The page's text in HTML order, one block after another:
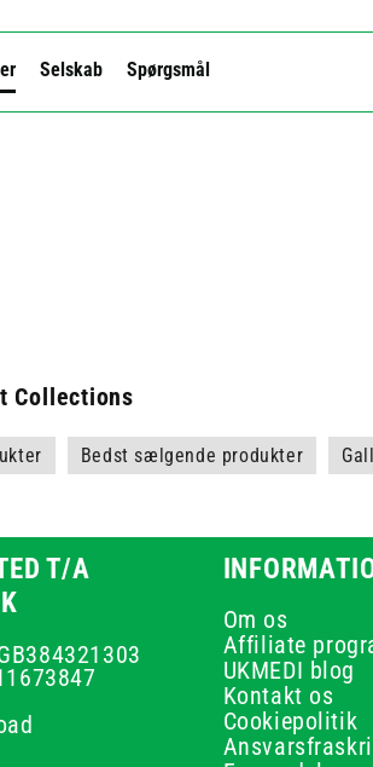
Selskab Spørgsmål
Collections
Bedst sælgende produkter
T/A
Om os
Affiliate
UKMEDI blog
Kontakt os
Cookiepolitik